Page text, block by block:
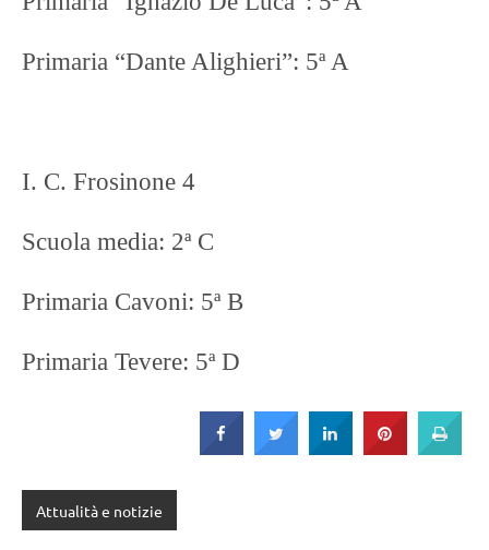
Primaria “Dante Alighieri”: 5ª A
I. C. Frosinone 4
Scuola media: 2ª C
Primaria Cavoni: 5ª B
Primaria Tevere: 5ª D
Attualità e notizie